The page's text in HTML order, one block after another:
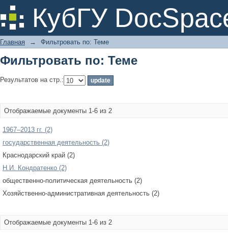
КубГУ
Фильтровать по: Теме
Главная → Фильтровать по: Теме
Фильтровать по: Теме
Результатов на стр.:
Отображаемые документы 1-6 из 2
1967–2013 гг. (2)
государственная деятельность (2)
Краснодарский край (2)
Н.И. Кондратенко (2)
общественно-политическая деятельность (2)
Хозяйственно-административная деятельность (2)
Отображаемые документы 1-6 из 2